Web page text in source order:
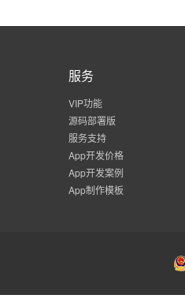
服务
VIP功能
源码部署版
服务支持
App开发价格
App开发案例
App制作模板